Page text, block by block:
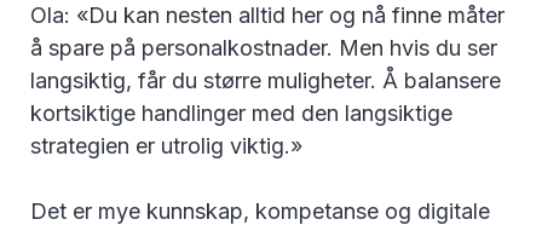
Ola: «Du kan nesten alltid her og nå finne måter
å spare på personalkostnader. Men hvis du ser
langsiktig, får du større muligheter. Å balansere
kortsiktige handlinger med den langsiktige
strategien er utrolig viktig.»
Det er mye kunnskap, kompetanse og digitale